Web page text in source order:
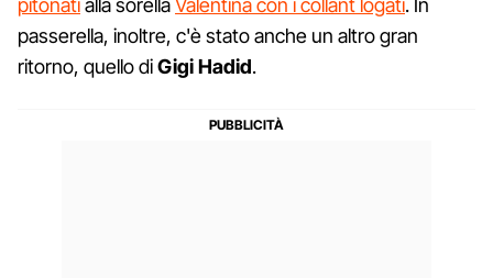
pitonatialla sorellaValentina con i collant logati. In
passerella, inoltre, c'è stato anche un altro gran
ritorno, quello diGigi Hadid.